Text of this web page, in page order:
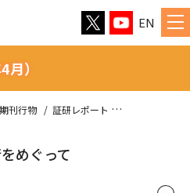
EN
刊行物 証研レポート
）
めぐって